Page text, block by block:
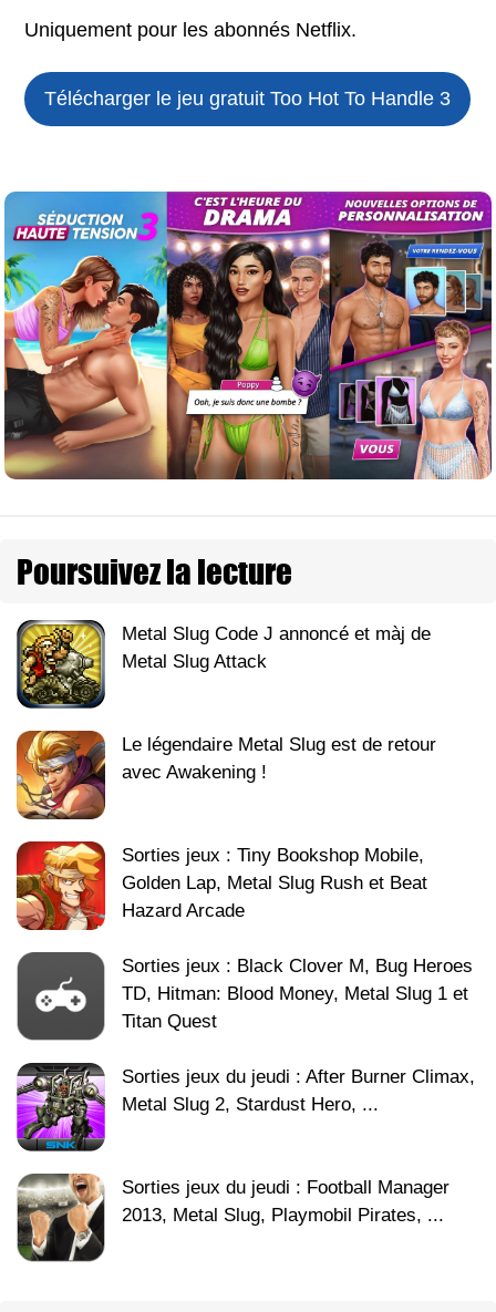
Uniquement pour les abonnés Netflix.
Télécharger le jeu gratuitToo Hot To Handle 3
Poursuivez la lecture
Metal Slug Code J annoncé et màj de
Metal Slug Attack
Le légendaire Metal Slug est de retour
avec Awakening !
Sorties jeux : Tiny Bookshop Mobile,
Golden Lap, Metal Slug Rush et Beat
Hazard Arcade
Sorties jeux : Black Clover M, Bug Heroes
TD, Hitman: Blood Money, Metal Slug 1 et
Titan Quest
Sorties jeux du jeudi : After Burner Climax,
Metal Slug 2, Stardust Hero, ...
Sorties jeux du jeudi : Football Manager
2013, Metal Slug, Playmobil Pirates, ...